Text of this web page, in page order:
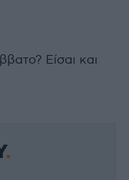
Είσαι και